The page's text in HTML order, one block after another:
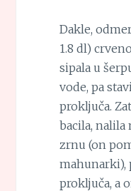
Dakle,
1.8 dl)
sipala u
vode, pa
proključa.
bacila, nalila
zrnu (on
mahunarki),
proključa, a